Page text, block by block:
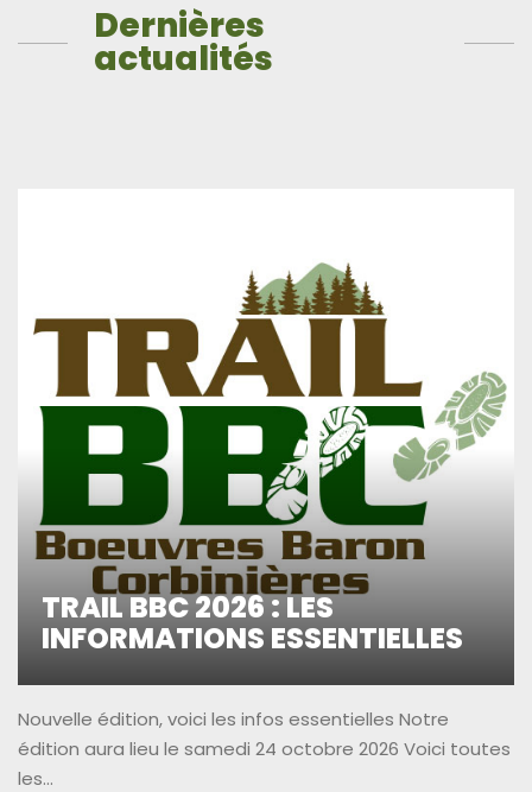
Dernières
actualités
TRAIL BBC 2026 : LES
INFORMATIONS ESSENTIELLES
Nouvelle édition, voici les infos essentielles Notre
édition aura lieu le samedi 24 octobre 2026 Voici toutes
les...